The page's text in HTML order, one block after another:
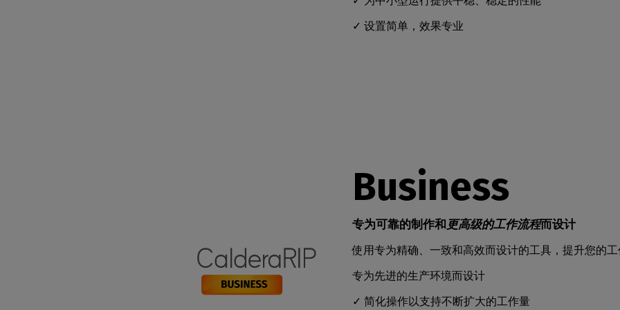
✓ 设置简单，效果专业
Business
专为可靠的制作和更高级的工作流程而设计
使用专为精确、一致和高效而设计的工具，提升您的
专为先进的生产环境而设计
✓ 简化操作以支持不断扩大的工作量